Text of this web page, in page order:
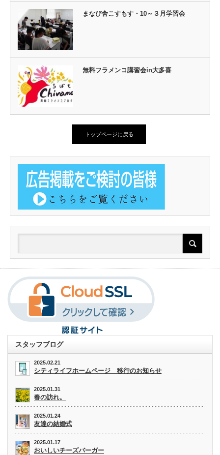
まなび舎こすもす・10～３月学習会
無料フラメンコ講習会in大多喜
トップページに戻る
スタッフブログ
2025.02.21
シティライフホームページ 移行のお知らせ
2025.01.31
春の訪れ。
2025.01.24
友達の結婚式
2025.01.17
おいしいチーズバーガー